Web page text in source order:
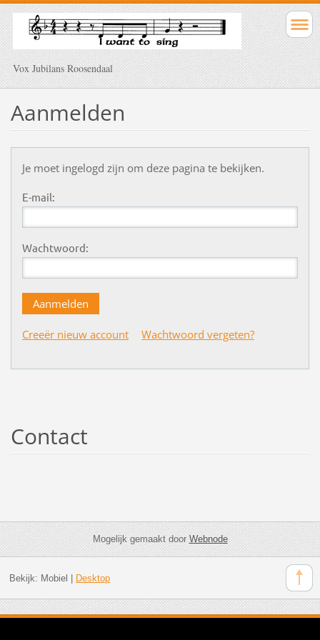
Vox Jubilans Roosendaal
Aanmelden
Je moet ingelogd zijn om deze pagina te bekijken.
E-mail:
Wachtwoord:
Creeër nieuw account Wachtwoord vergeten?
Contact
Mogelijk gemaakt doorWebnode
Bekijk: Mobiel Desktop